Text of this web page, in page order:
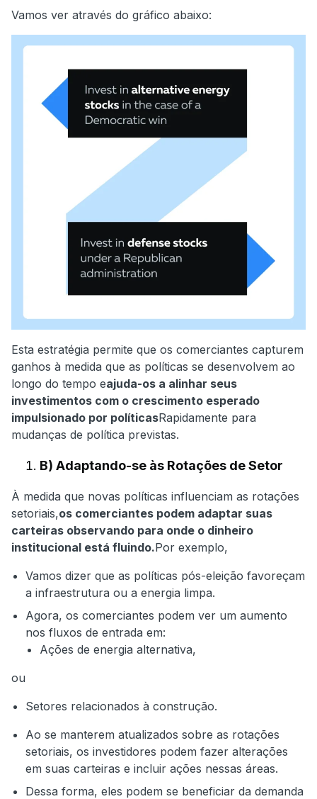
Vamos ver através do gráfico abaixo:
Esta estratégia permite que os comerciantes capturem
ganhos à medida que as políticas se desenvolvem ao
longo do tempo eajuda-os a alinhar seus
investimentos com o crescimento esperado
impulsionado por políticasRapidamente para
mudanças de política previstas.
B) Adaptando-se às Rotações de Setor
À medida que novas políticas influenciam as rotações
setoriais,os comerciantes podem adaptar suas
carteiras observando para onde o dinheiro
institucional está fluindo.Por exemplo,
Vamos dizer que as políticas pós-eleição favoreçam
a infraestrutura ou a energia limpa.
Agora, os comerciantes podem ver um aumento
nos fluxos de entrada em:
Ações de energia alternativa,
ou
Setores relacionados à construção.
Ao se manterem atualizados sobre as rotações
setoriais, os investidores podem fazer alterações
em suas carteiras e incluir ações nessas áreas.
Dessa forma, eles podem se beneficiar da demanda